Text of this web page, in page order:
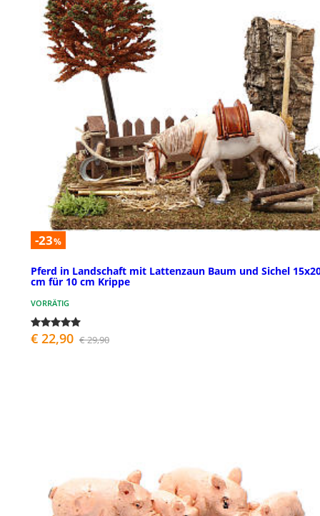
-23%
Pferd in Landschaft mit Lattenzaun Baum und Sichel
cm für 10 cm Krippe
VORRÄTIG
€ 22,90 € 29,90